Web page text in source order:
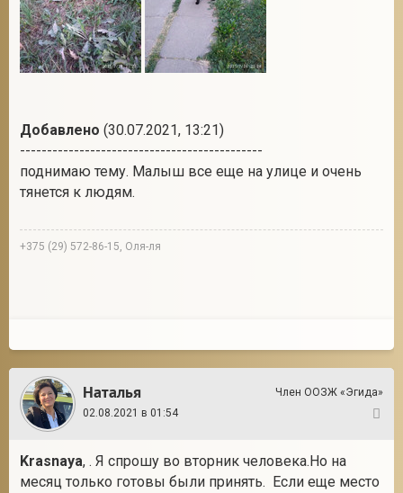
Добавлено (30.07.2021, 13:21)
---------------------------------------------
поднимаю тему. Малыш все еще на улице и очень
тянется к людям.
+375 (29) 572-86-15, Оля-ля
Наталья
Член ООЗЖ «Эгида»
02.08.2021 в 01:54
Krasnaya, . Я спрошу во вторник человека.Но на
месяц только готовы были принять. Если еще место